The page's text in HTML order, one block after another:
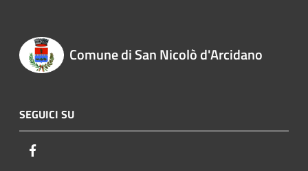
Comune di San Nicolò d'Arcidano
SEGUICI SU